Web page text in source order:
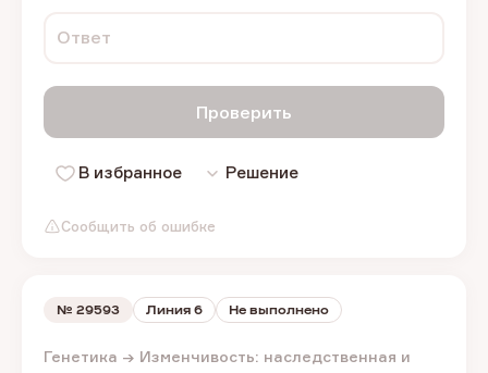
Сообщить об ошибке
Ответ
Проверить
В избранное Решение
№ 29593 Линия 6 Не выполнено
Генетика → Изменчивость: наследственная и